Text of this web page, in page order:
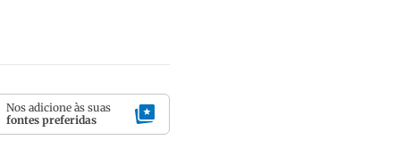
Nos adicione às suas
fontes preferidas